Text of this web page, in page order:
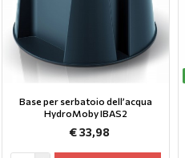
Base per serbatoio dell’acqua
HydroMoby IBAS2
€ 33,98